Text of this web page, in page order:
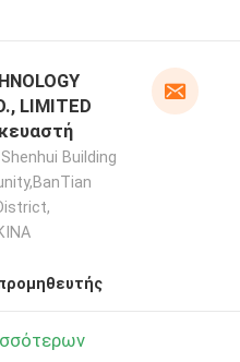
LIMITED
Building